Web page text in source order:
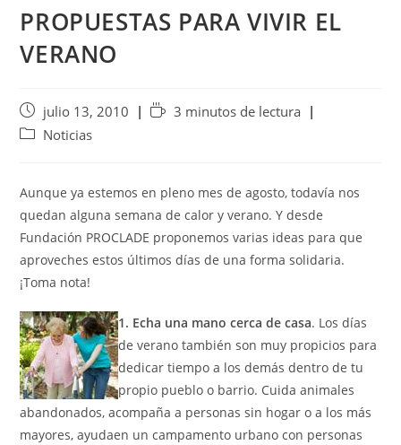
PROPUESTAS PARA VIVIR EL
VERANO
julio 13, 2010
3 minutos de lectura
Noticias
Aunque ya estemos en pleno mes de agosto, todavía nos
quedan alguna semana de calor y verano. Y desde
Fundación PROCLADE proponemos varias ideas para que
aproveches estos últimos días de una forma solidaria.
¡Toma nota!
1. Echa una mano cerca de casa. Los días
de verano también son muy propicios para
dedicar tiempo a los demás dentro de tu
propio pueblo o barrio. Cuida animales
abandonados, acompaña a personas sin hogar o a los más
mayores, ayudaen un campamento urbano con personas